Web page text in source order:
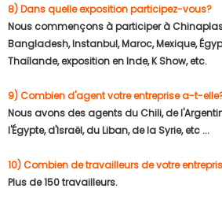
8) Dans quelle exposition participez-vous?
Nous commençons à participer à Chinaplas
Bangladesh, Instanbul, Maroc, Mexique,
Thaïlande, exposition en Inde, K Show, etc.
9) Combien d'agent votre entreprise a-t-
Nous avons des agents du Chili, de
l'Égypte, d'Israël, du Liban, de la Syrie, etc ...
10) Combien de travailleurs de votre
Plus de 150 travailleurs.